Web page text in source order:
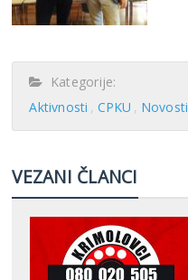
Kategorije:
Aktivnosti
CPKU Novosti
VEZANI ČLANCI